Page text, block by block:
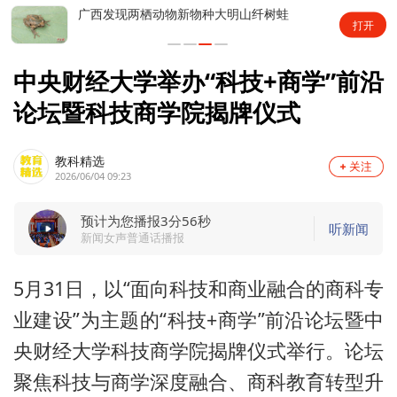
广西发现两栖动物新物种大明山纤树蛙
打开
中央财经大学举办“科技+商学”前沿
论坛暨科技商学院揭牌仪式
教科精选
2026/06/04 09:23
预计为您播报3分56秒
新闻女声普通话播报 听新闻
5月31日，以“面向科技和商业融合的商科专
业建设”为主题的“科技+商学”前沿论坛暨中
央财经大学科技商学院揭牌仪式举行。论坛
聚焦科技与商学深度融合、商科教育转型升